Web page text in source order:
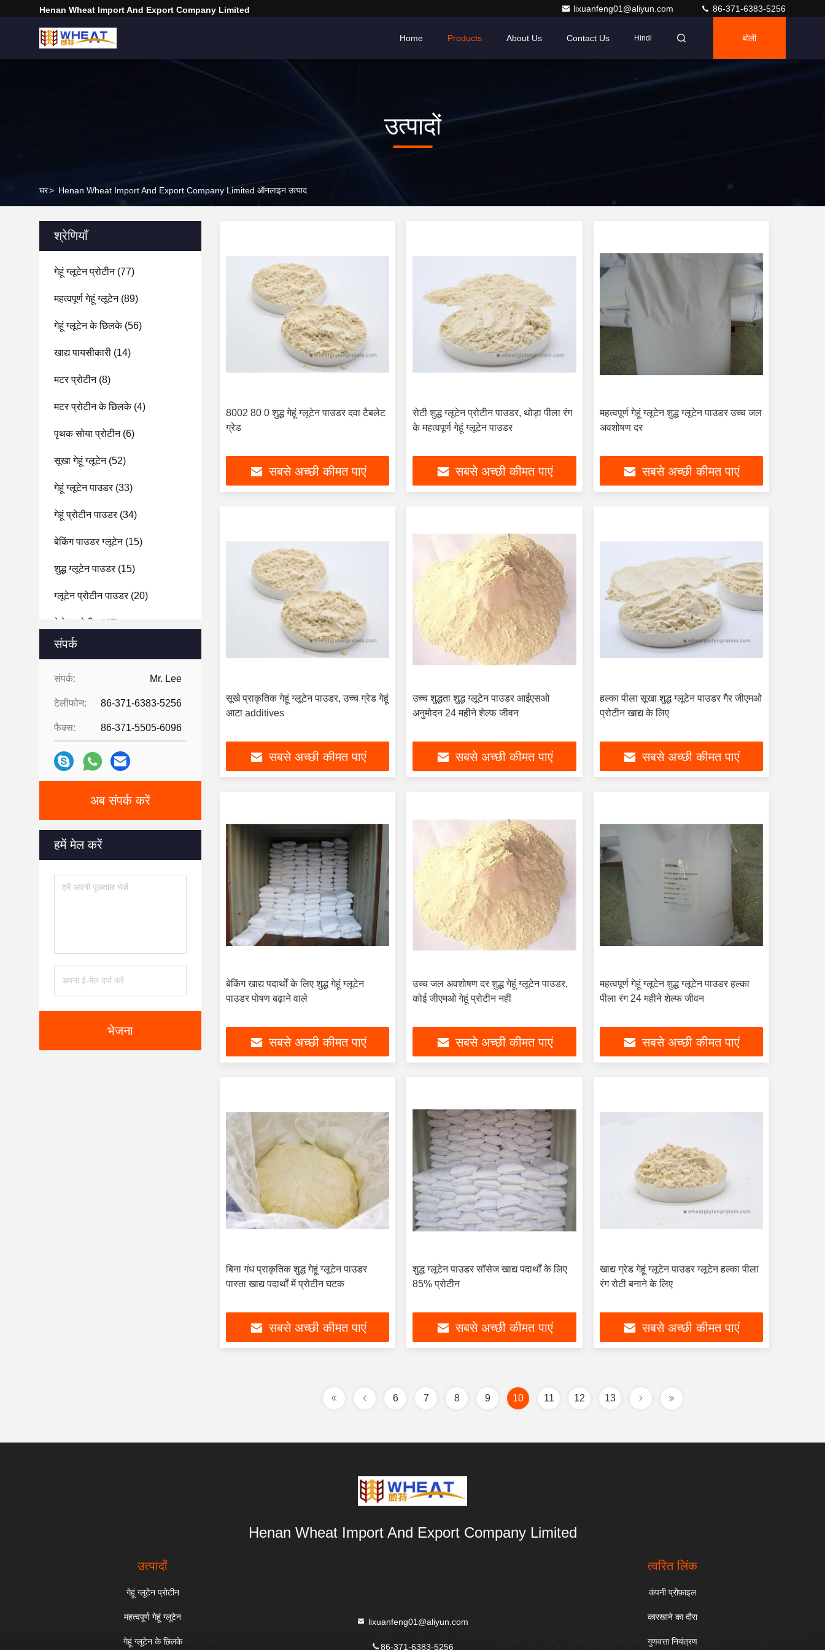
Henan Wheat Import And Export Company Limited lixuanfeng01@aliyun.com 86-371-6383-5256
Home Products About Us Contact Us Hindi बोली
उत्पादों
घर> Henan Wheat Import And Export Company Limited ऑनलाइन उत्पाद
श्रेणियाँ
गेहूं ग्लूटेन प्रोटीन(77)
महत्वपूर्ण गेहूं ग्लूटेन(89)
गेहूं ग्लूटेन के छिलके(56)
खाद्य पायसीकारी (14)
मटर प्रोटीन(8)
मटर प्रोटीन के छिलके(4)
पृथक सोया प्रोटीन(6)
सूखा गेहूं ग्लूटेन(52)
गेहूं ग्लूटेन पाउडर(33)
गेहूं प्रोटीन पाउडर(34)
बेकिंग पाउडर ग्लूटेन(15)
शुद्ध ग्लूटेन पाउडर(15)
ग्लूटेन प्रोटीन पाउडर(20)
पेलेट प्रोटीन (47)
संपर्क
संपर्क: Mr. Lee
टेलीफोन: 86-371-6383-5256
फैक्स: 86-371-5505-6096
अब संपर्क करें
हमें मेल करें
भेजना
8002 80 0 शुद्ध गेहूं ग्लूटेन पाउडर दवा टैबलेट
ग्रेड
सबसे अच्छी कीमत पाएं
रोटी शुद्ध ग्लूटेन प्रोटीन पाउडर, थोड़ा पीला रंग
के महत्वपूर्ण गेहूं ग्लूटेन पाउडर
सबसे अच्छी कीमत पाएं
महत्वपूर्ण गेहूं ग्लूटेन शुद्ध ग्लूटेन पाउडर उच्च जल
अवशोषण दर
सबसे अच्छी कीमत पाएं
सूखे प्राकृतिक गेहूं ग्लूटेन पाउडर, उच्च ग्रेड गेहूं
आटा additives
सबसे अच्छी कीमत पाएं
उच्च शुद्धता शुद्ध ग्लूटेन पाउडर आईएसओ
अनुमोदन 24 महीने शेल्फ जीवन
सबसे अच्छी कीमत पाएं
हल्का पीला सूखा शुद्ध ग्लूटेन पाउडर गैर जीएमओ
प्रोटीन खाद्य के लिए
सबसे अच्छी कीमत पाएं
बेकिंग खाद्य पदार्थों के लिए शुद्ध गेहूं ग्लूटेन
पाउडर पोषण बढ़ाने वाले
सबसे अच्छी कीमत पाएं
उच्च जल अवशोषण दर शुद्ध गेहूं ग्लूटेन पाउडर,
कोई जीएमओ गेहूं प्रोटीन नहीं
सबसे अच्छी कीमत पाएं
महत्वपूर्ण गेहूं ग्लूटेन शुद्ध ग्लूटेन पाउडर हल्का
पीला रंग 24 महीने शेल्फ जीवन
सबसे अच्छी कीमत पाएं
बिना गंध प्राकृतिक शुद्ध गेहूं ग्लूटेन पाउडर
पास्ता खाद्य पदार्थों में प्रोटीन घटक
सबसे अच्छी कीमत पाएं
शुद्ध ग्लूटेन पाउडर सॉसेज खाद्य पदार्थों के लिए
85% प्रोटीन
सबसे अच्छी कीमत पाएं
खाद्य ग्रेड गेहूं ग्लूटेन पाउडर ग्लूटेन हल्का पीला
रंग रोटी बनाने के लिए
सबसे अच्छी कीमत पाएं
6 7 8 9 10 11 12 13
Henan Wheat Import And Export Company Limited
उत्पादों
गेहूं ग्लूटेन प्रोटीन
महत्वपूर्ण गेहूं ग्लूटेन
गेहूं ग्लूटेन के छिलके
lixuanfeng01@aliyun.com
86-371-6383-5256
त्वरित लिंक
कंपनी प्रोफ़ाइल
कारखाने का दौरा
गुणवत्ता नियंत्रण